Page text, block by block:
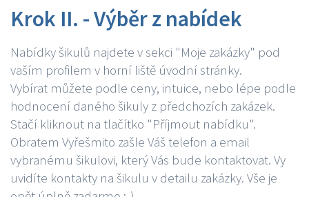
Krok II. - Výběr z nabídek
Nabídky šikulů najdete v sekci "Moje zakázky" pod
vaším profilem v horní liště úvodní stránky.
Vybírat můžete podle ceny, intuice, nebo lépe podle
hodnocení daného šikuly z předchozích zakázek.
Stačí kliknout na tlačítko "Příjmout nabídku".
Obratem Vyřešmito zašle Váš telefon a email
vybranému šikulovi, který Vás bude kontaktovat. Vy
uvidíte kontakty na šikulu v detailu zakázky. Vše je